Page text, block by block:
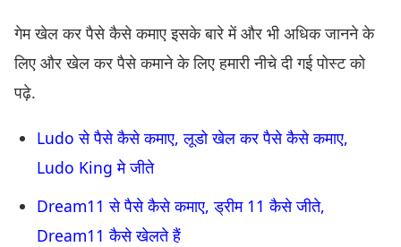
गेम खेल कर पैसे कैसे कमाए इसके बारे में और भी अधिक जानने के
लिए और खेल कर पैसे कमाने के लिए हमारी नीचे दी गई पोस्ट को
पढ़े.
Ludo से पैसे कैसे कमाए, लूडो खेल कर पैसे कैसे कमाए,
Ludo King मे जीते
Dream11 से पैसे कैसे कमाए, ड्रीम 11 कैसे जीते,
Dream11 कैसे खेलते हैं